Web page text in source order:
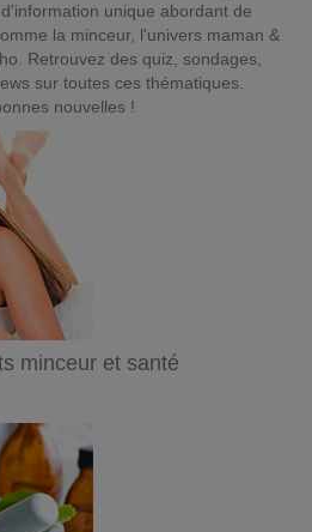
unique abordant de
la minceur, l'univers maman &
Retrouvez des quiz, sondages,
sur toutes ces thématiques.
nouvelles !
minceur et santé